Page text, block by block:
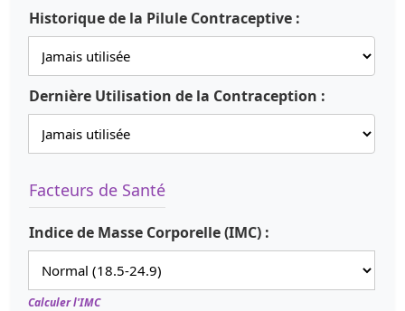
Historique de la Pilule Contraceptive :
Dernière Utilisation de la Contraception :
Facteurs de Santé
Indice de Masse Corporelle (IMC) :
Calculer l'IMC